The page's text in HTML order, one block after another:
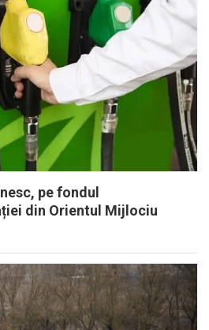
pe fondul
din Orientul Mijlociu